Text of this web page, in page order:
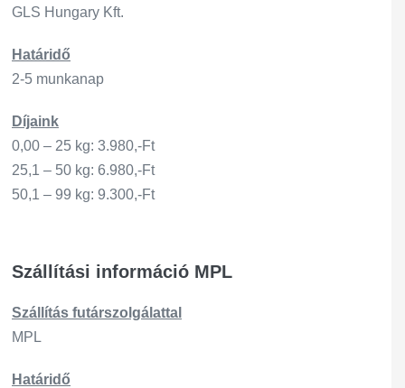
GLS Hungary Kft.
Határidő
2-5 munkanap
Díjaink
0,00 – 25 kg: 3.980,-Ft
25,1 – 50 kg: 6.980,-Ft
50,1 – 99 kg: 9.300,-Ft
Szállítási információ MPL
Szállítás futárszo lgálattal
MPL
Határidő